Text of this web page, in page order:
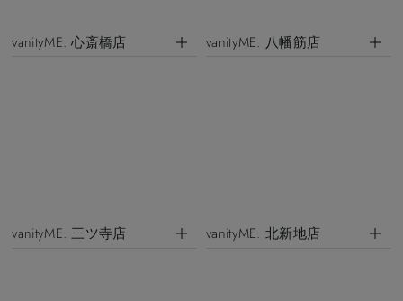
vanityME. 心斎橋店 vanityME. 八幡筋店
vanityME. 三ツ寺店 vanityME. 北新地店